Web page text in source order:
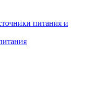
питания и